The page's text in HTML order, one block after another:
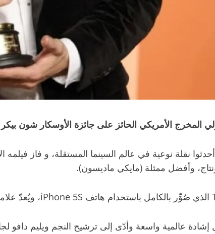
المخرج الأمريكي الحائز على جائزة الأوسكار شون
وأفضل ممثلة (مايكي ماديسون).